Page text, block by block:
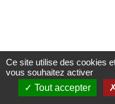
Copyright 2023 |Solidaris
Ce site utilise des cookies
vous souhaitez activer
Tout accepter